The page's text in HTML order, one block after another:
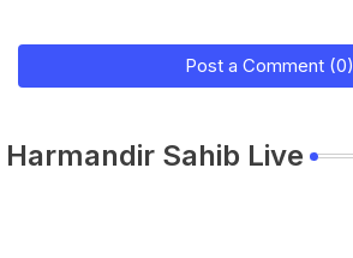
Post a Comment (0)
Harmandir Sahib Live